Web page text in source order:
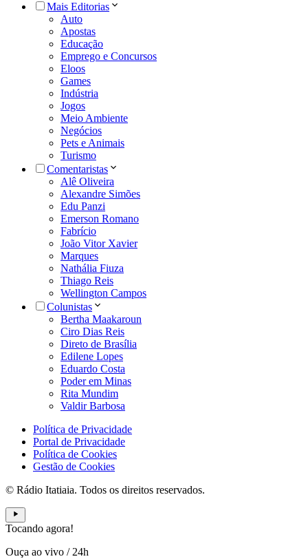
Mais Editorias
Auto
Apostas
Educação
Emprego e Concursos
Eloos
Games
Indústria
Jogos
Meio Ambiente
Negócios
Pets e Animais
Turismo
Comentaristas
Alê Oliveira
Alexandre Simões
Edu Panzi
Emerson Romano
Fabrício
João Vitor Xavier
Marques
Nathália Fiuza
Thiago Reis
Wellington Campos
Colunistas
Bertha Maakaroun
Ciro Dias Reis
Direto de Brasília
Edilene Lopes
Eduardo Costa
Poder em Minas
Rita Mundim
Valdir Barbosa
Política de Privacidade
Portal de Privacidade
Política de Cookies
Gestão de Cookies
© Rádio Itatiaia. Todos os direitos reservados.
Tocando agora!
Ouça ao vivo / 24h